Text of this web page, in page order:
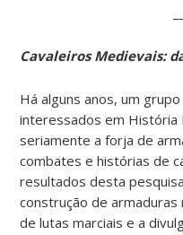
Cavaleiros Medievais:
Há alguns anos, um
interessados em História
seriamente a forja de
combates e histórias de
resultados desta
construção de
de lutas marciais e a